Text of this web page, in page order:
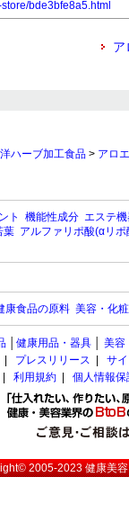
bde3bfe8a5.html
ア
ハーブ加工食品 > アロ
ト 機能性成分 エステ
葉 アルファリポ酸(αリポ
康食品の原料 美容・化
健康用品・器具 美容
プレスリリース
サ
利用規約 個人情報
2005-2023健康美